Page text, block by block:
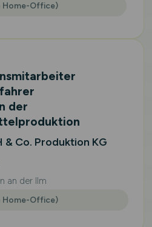
Home-Office)
der
& Co. Produktion KG
an der Ilm
Home-Office)